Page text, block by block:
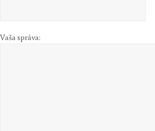
Vaša správa: